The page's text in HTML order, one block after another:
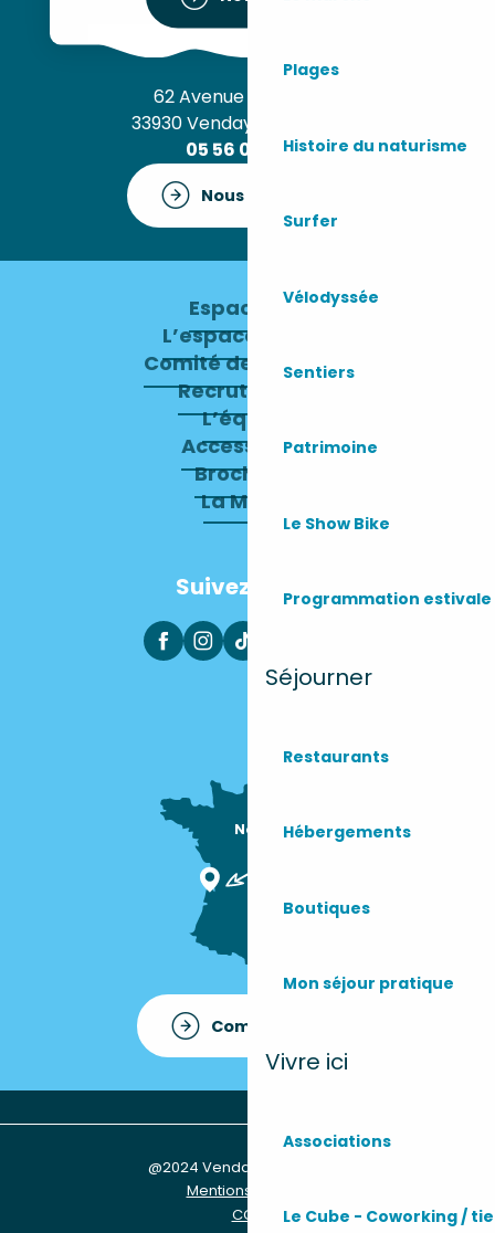
Plages
Histoire du naturisme
Surfer
Vélodyssée
Sentiers
Patrimoine
Le Show Bike
Programmation estivale
Séjourner
Restaurants
Hébergements
Boutiques
Mon séjour pratique
Vivre ici
Associations
Le Cube - Coworking /
62 Avenue de l’Océan
33930 Vendays-Montalivet
05 56 09 30 12
Nous contacter
Espace pro
L’espace presse
Comité de direction
Recrutement
L’équipe
Accessibilité
Brochures
La Mairie
Suivez-nous
Nous sommes
Comment venir ?
@2024 Vendays-Montalivet
Mentions légales
CGU